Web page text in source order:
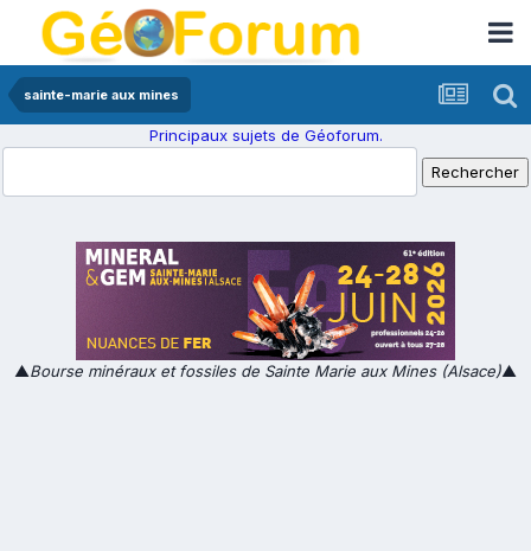
sainte-marie aux mines
Principaux sujets de Géoforum.
▲Bourse minéraux et fossiles de Sainte Marie aux Mines (Alsace)▲